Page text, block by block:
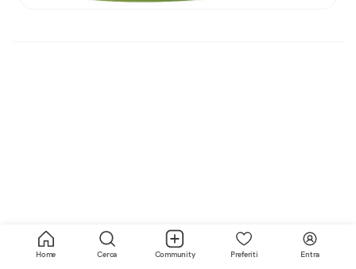
Home Cerca Community Preferiti Entra